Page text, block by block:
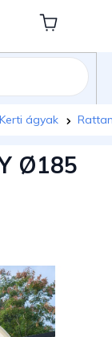
Kosár
Kerti ágyak
Ø185